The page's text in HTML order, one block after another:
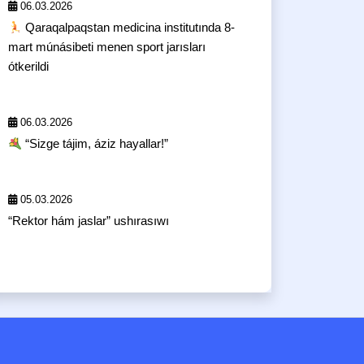
06.03.2026
Qaraqalpaqstan medicina institutında 8-
mart múnásibeti menen sport jarısları
ótkerildi
06.03.2026
“Sizge tájim, áziz hayallar!”
05.03.2026
“Rektor hám jaslar” ushırasıwı